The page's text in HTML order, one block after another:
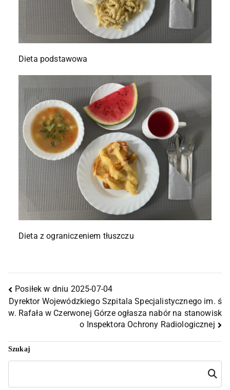
Dieta podstawowa
Dieta z ograniczeniem tłuszczu
Posiłek w dniu 2025-07-04
Dyrektor Wojewódzkiego Szpitala Specjalistycznego im. ś
w. Rafała w Czerwonej Górze ogłasza nabór na stanowisk
o Inspektora Ochrony Radiologicznej
Szukaj
Szukaj